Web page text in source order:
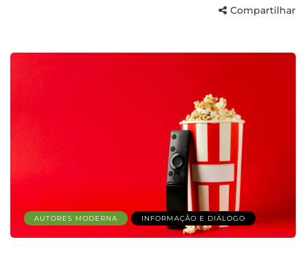
Compartilhar
AUTORES MODERNA INFORMAÇÃO E DIÁLOGO